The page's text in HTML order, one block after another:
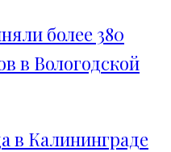
более 380
в Вологодской
в Калининграде